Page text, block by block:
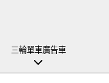
三輪單車廣告車